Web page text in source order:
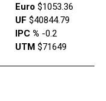
Euro $1053.36
UF $40844.79
IPC % -0.2
UTM$71649